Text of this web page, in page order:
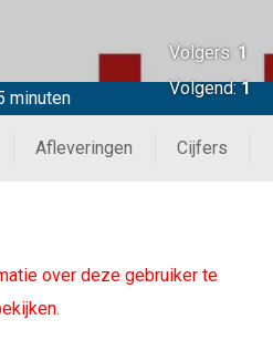
minuten
Volgers: 1
Volgend:1
Afleveringen Cijfers
over deze gebruiker te